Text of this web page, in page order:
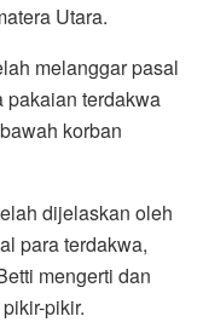
Utara.
melanggar pasal
pakaian terdakwa
korban
dijelaskan oleh
para terdakwa,
mengerti dan
pikir.